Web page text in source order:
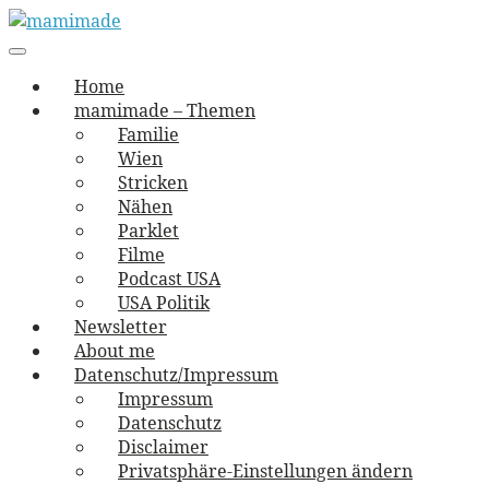
Skip
to
mamimade
vernäht und zugetextet
navigation
Menu
Home
mamimade – Themen
Familie
Wien
Stricken
Nähen
Parklet
Filme
Podcast USA
USA Politik
Newsletter
About me
Datenschutz/Impressum
Impressum
Datenschutz
Disclaimer
Privatsphäre-Einstellungen ändern